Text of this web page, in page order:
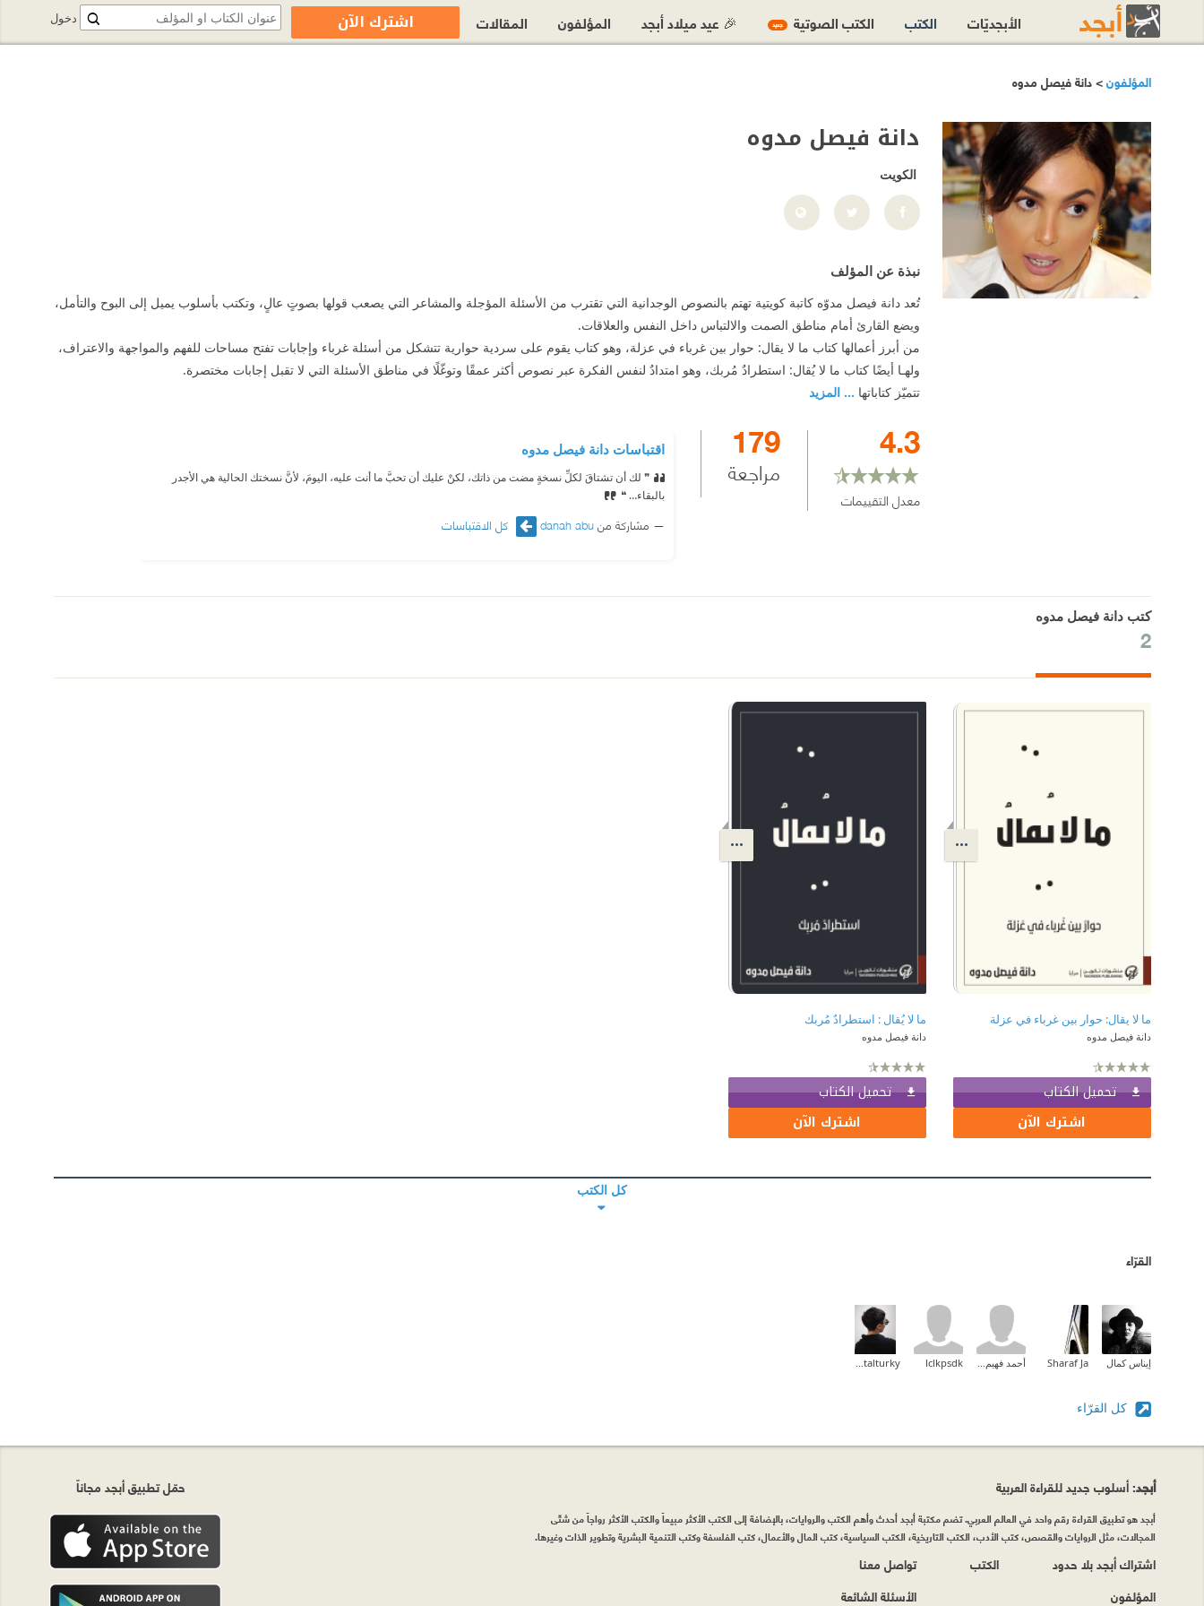
المؤلفون> دانة فيصل مدوه
دانة فيصل مدوه
الكويت
نبذة عن المؤلف
تُعد دانة فيصل مدوّه كاتبة كويتية تهتم بالنصوص الوجدانية التي تقترب من الأسئلة المؤجلة والمشاعر التي يصعب قولها بصوتٍ عالٍ، وتكتب بأسلوب يميل إلى البوح والتأمل،
ويضع القارئ أمام مناطق الصمت والالتباس داخل النفس والعلاقات.
من أبرز أعمالها كتاب ما لا يقال: حوار بين غرباء في عزلة، وهو كتاب يقوم على سردية حوارية تتشكل من أسئلة غرباء وإجابات تفتح مساحات للفهم والمواجهة والاعتراف،
ولهـا أيضًا كتاب ما لا يُقال: استطرادٌ مُربك، وهو امتدادٌ لنفس الفكرة عبر نصوص أكثر عمقًا وتوغّلًا في مناطق الأسئلة التي لا تقبل إجابات مختصرة.
تتميّز كتاباتها ... المزيد
4.3
معدل التقييمات
179
مراجعة
اقتباسات دانة فيصل مدوه
❞ لك أن تشتاقَ لكلِّ نسخةٍ مضت من ذاتك، لكنْ عليك أن تحبَّ ما أنت عليه، اليومَ، لأنَّ نسختك الحالية هي الأجدر
بالبقاء… ❝
مشاركة منdanah abu كل الاقتباسات
كتب دانة فيصل مدوه
2
ما لا يقال: حوار بين غرباء في عزلة
دانة فيصل مدوه
تحميل الكتاب
اشترك الآن
ما لا يُقال : استطرادٌ مُربك
دانة فيصل مدوه
تحميل الكتاب
اشترك الآن
كل الكتب
القرّاء
إيناس كمال Sharaf Ja
lclkpsdk
كل القرّاء
دخول الأبجديّات الكتب الكتب الصوتية جديد 🎉 عيد ميلاد أبجد المؤلفون المقالات اشترك الآن
حمّل تطبيق أبجد مجاناً أبجد: أسلوب جديد للقراءة العربية
أبجد هو تطبيق القراءة رقم واحد في العالم العربي. تضم مكتبة أبجد أحدث وأهم الكتب والروايات، بالإضافة إلى الكتب الأكثر مبيعاً والكتب الأكثر رواجاً من شتّى
المجالات، مثل الروايات والقصص، كتب الأدب، الكتب التاريخية، الكتب السياسية، كتب المال والأعمال، كتب الفلسفة وكتب التنمية البشرية وتطوير الذات وغيرها.
اشتراك أبجد بلا حدود
المؤلفون
الكتب
تواصل معنا
الأسئلة الشائعة